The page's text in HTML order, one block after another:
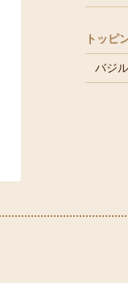
トッピ
バジル